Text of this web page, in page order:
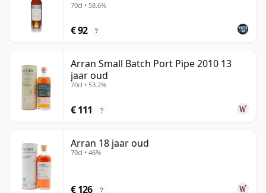
70cl • 58.6%
€ 92 ?
Arran Small Batch Port Pipe 2010 13
jaar oud
70cl • 53.2%
€ 111 ?
Arran 18 jaar oud
70cl • 46%
€ 126 ?